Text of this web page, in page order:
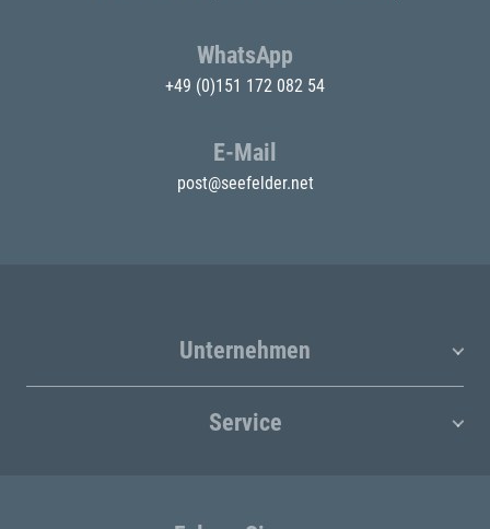
WhatsApp
+49 (0)151 172 082 54
E-Mail
post@seefelder.net
Unternehmen
Service